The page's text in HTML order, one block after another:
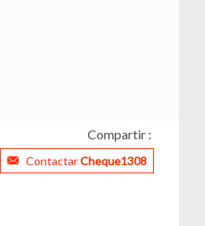
Compartir :
ContactarCheque1308